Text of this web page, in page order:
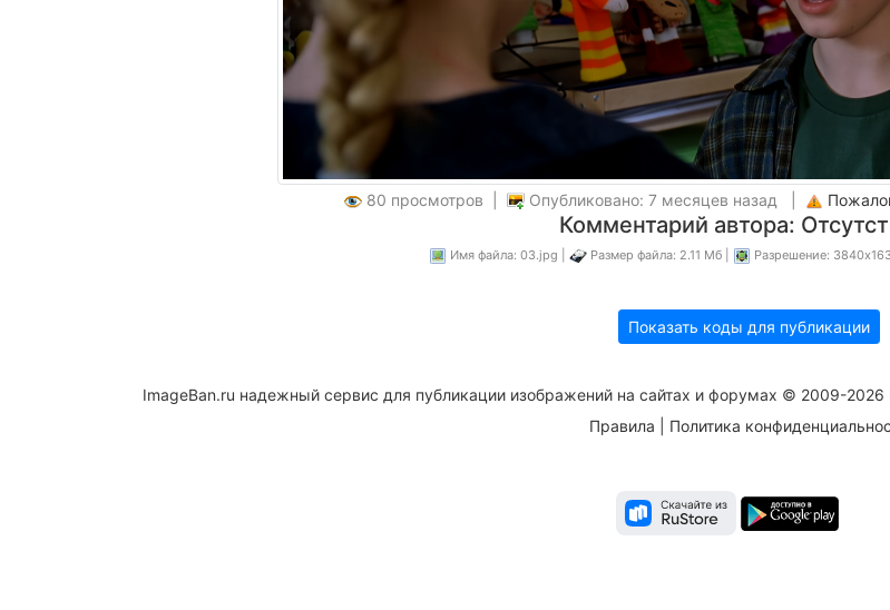
80 просмотров | Опубликовано: 7 месяцев назад |
Комментарий автора:
Имя файла: 03.jpg | Размер файла: 2.11 Мб | Разрешение:
Показать коды для публикации
ImageBan.ru надежный сервис для публикации изображений на сайтах и форумах © 2009-2026
Правила
Политика